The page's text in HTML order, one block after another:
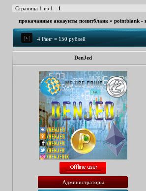
Страница 1 из 1 1
прокачанные аккаунты поинтбланк » pointblank -
4 Ранг = 150 рублей
DenJed
Администраторы